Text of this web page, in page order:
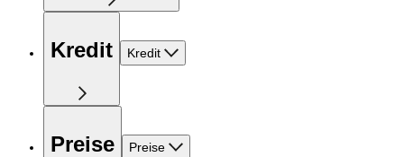
Kredit Kredit
Preise Preise